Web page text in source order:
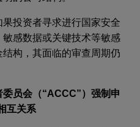
投资者寻求进行国家安全
感数据或关键技术等敏感
构，其面临的审查周期仍
员会（“ACCC”）强制申
互关系